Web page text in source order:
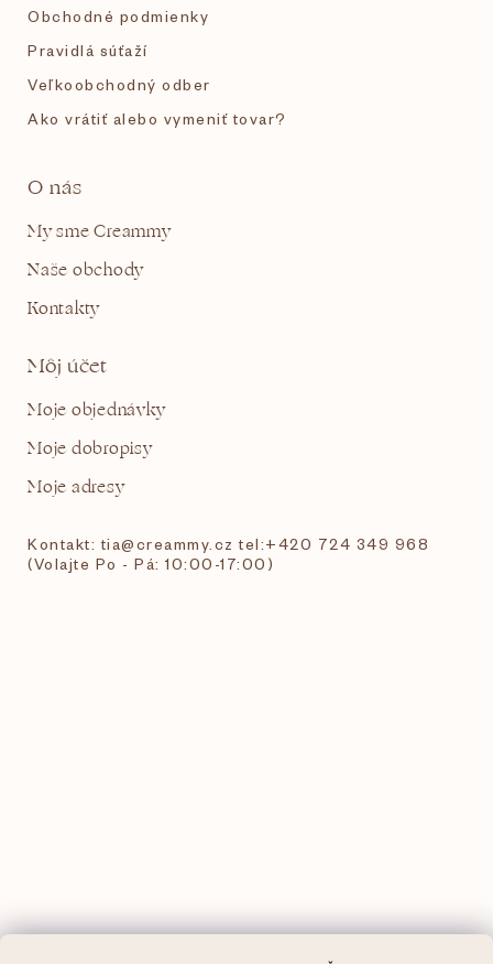
Obchodné podmienky
Pravidlá súťaží
Veľkoobchodný odber
Ako vrátiť alebo vymeniť tovar?
O nás
My sme Creammy
Naše obchody
Kontakty
Môj účet
Moje objednávky
Moje dobropisy
Moje adresy
Kontakt: tia@creammy.cz tel:+420 724 349 968
(Volajte Po - Pá: 10:00-17:00)